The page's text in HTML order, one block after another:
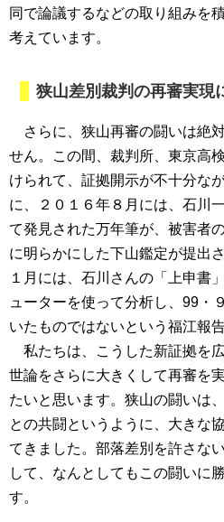
同で論議するなどの取り組みを
考えています。
狭山差別裁判の再審実現
さらに、狭山再審の闘いは絶
せん。この間、裁判所、東京高
けられて、証拠開示が不十分な
に、２０１６年８月には、石川
て発見された万年筆が、被害者
に明らかにした下山鑑定が提出
１月には、石川さんの「上申書
ューターを使って分析し、99・
いたものではないという福江報
私たちは、こうした新証拠を
世論をさらに大きくして再審を
たいと思います。狭山の闘いは
との共闘というように、大きな
てきました。部落差別を許さな
して、なんとしてもこの闘いに
す。